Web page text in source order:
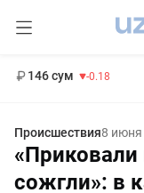
146 сум -0.18
Происшествия8 июня
сожгли»: в